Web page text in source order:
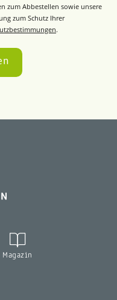
zum Abbestellen sowie unsere
zum Schutz Ihrer
.
Magazin